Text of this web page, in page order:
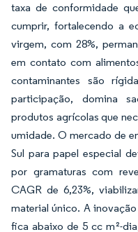
taxa de conformidade
cumprir, fortalecendo a
virgem, com 28%,
em contato com
contaminantes são
participação, domina
produtos agrícolas que
umidade. O mercado de
Sul para papel especial
por gramaturas com
CAGR de 6,23%,
material único. A
fica abaixo de 5 cc m²-